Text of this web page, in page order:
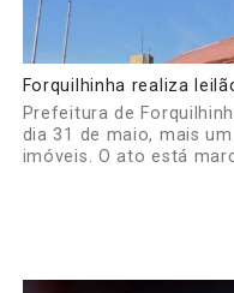
Forquilhinha realiza
Prefeitura de
dia 31 de maio, mais
imóveis. O ato está